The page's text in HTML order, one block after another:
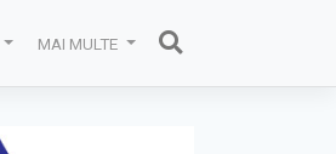
MAI MULTE